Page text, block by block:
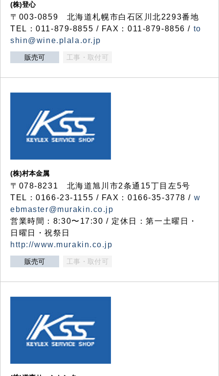
(株)登心
〒003-0859 北海道札幌市白石区川北2293番地
TEL：011-879-8855 / FAX：011-879-8856 / to
shin@wine.plala.or.jp
販売可 工事・取付可
(株)村本金属
〒078-8231 北海道旭川市2条通15丁目左5号
TEL：0166-23-1155 / FAX：0166-35-3778 / w
ebmaster@murakin.co.jp
営業時間：8:30〜17:30 / 定休日：第一土曜日・
日曜日・祝祭日
http://www.murakin.co.jp
販売可 工事・取付可